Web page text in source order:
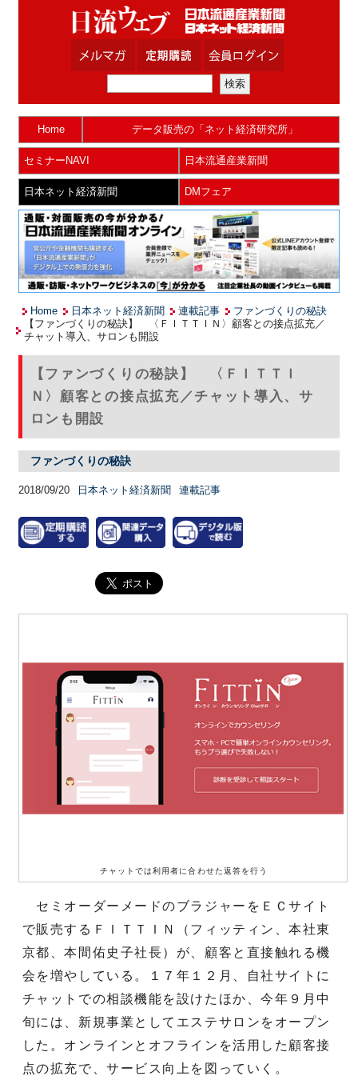
Home データ販売の「ネット経済研究所」
セミナーNAVI 日本流通産業新聞
日本ネット経済新聞 DMフェア
Home 日本ネット経済新聞 連載記事
ファンづくりの秘訣
【ファンづくりの秘訣】 〈ＦＩＴＴＩＮ〉顧客との接点拡充／
チャット導入、サロンも開設
【ファンづくりの秘訣】 〈ＦＩＴＴＩ
Ｎ〉顧客との接点拡充／チャット導入、サ
ロンも開設
ファンづくりの秘訣
2018/09/20 日本ネット経済新聞 連載記事
チャットでは利用者に合わせた返答を行う
セミオーダーメードのブラジャーをＥＣサイト
で販売するＦＩＴＴＩＮ（フィッティン、本社東
京都、本間佑史子社長）が、顧客と直接触れる機
会を増やしている。１７年１２月、自社サイトに
チャットでの相談機能を設けたほか、今年９月中
旬には、新規事業としてエステサロンをオープン
した。オンラインとオフラインを活用した顧客接
点の拡充で、サービス向上を図っていく。